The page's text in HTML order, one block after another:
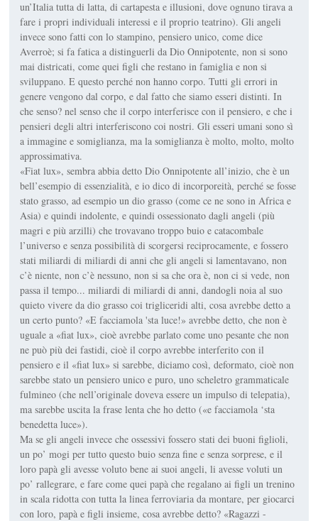
un’Italia tutta di latta, di cartapesta e illusioni, dove ognuno tirava a
fare i propri individuali interessi e il proprio teatrino). Gli angeli
invece sono fatti con lo stampino, pensiero unico, come dice
Averroè; si fa fatica a distinguerli da Dio Onnipotente, non si sono
mai districati, come quei figli che restano in famiglia e non si
sviluppano. E questo perché non hanno corpo. Tutti gli errori in
genere vengono dal corpo, e dal fatto che siamo esseri distinti. In
che senso? nel senso che il corpo interferisce con il pensiero, e che i
pensieri degli altri interferiscono coi nostri. Gli esseri umani sono sì
a immagine e somiglianza, ma la somiglianza è molto, molto, molto
approssimativa.
«Fiat lux», sembra abbia detto Dio Onnipotente all’inizio, che è un
bell’esempio di essenzialità, e io dico di incorporeità, perché se fosse
stato grasso, ad esempio un dio grasso (come ce ne sono in Africa e
Asia) e quindi indolente, e quindi ossessionato dagli angeli (più
magri e più arzilli) che trovavano troppo buio e catacombale
l’universo e senza possibilità di scorgersi reciprocamente, e fossero
stati miliardi di miliardi di anni che gli angeli si lamentavano, non
c’è niente, non c’è nessuno, non si sa che ora è, non ci si vede, non
passa il tempo... miliardi di miliardi di anni, dandogli noia al suo
quieto vivere da dio grasso coi trigliceridi alti, cosa avrebbe detto a
un certo punto? «E facciamola 'sta luce!» avrebbe detto, che non è
uguale a «fiat lux», cioè avrebbe parlato come uno pesante che non
ne può più dei fastidi, cioè il corpo avrebbe interferito con il
pensiero e il «fiat lux» si sarebbe, diciamo così, deformato, cioè non
sarebbe stato un pensiero unico e puro, uno scheletro grammaticale
fulmineo (che nell’originale doveva essere un impulso di telepatia),
ma sarebbe uscita la frase lenta che ho detto («e facciamola ‘sta
benedetta luce»).
Ma se gli angeli invece che ossessivi fossero stati dei buoni figlioli,
un po’ mogi per tutto questo buio senza fine e senza sorprese, e il
loro papà gli avesse voluto bene ai suoi angeli, li avesse voluti un
po’ rallegrare, e fare come quei papà che regalano ai figli un trenino
in scala ridotta con tutta la linea ferroviaria da montare, per giocarci
con loro, papà e figli insieme, cosa avrebbe detto? «Ragazzi -